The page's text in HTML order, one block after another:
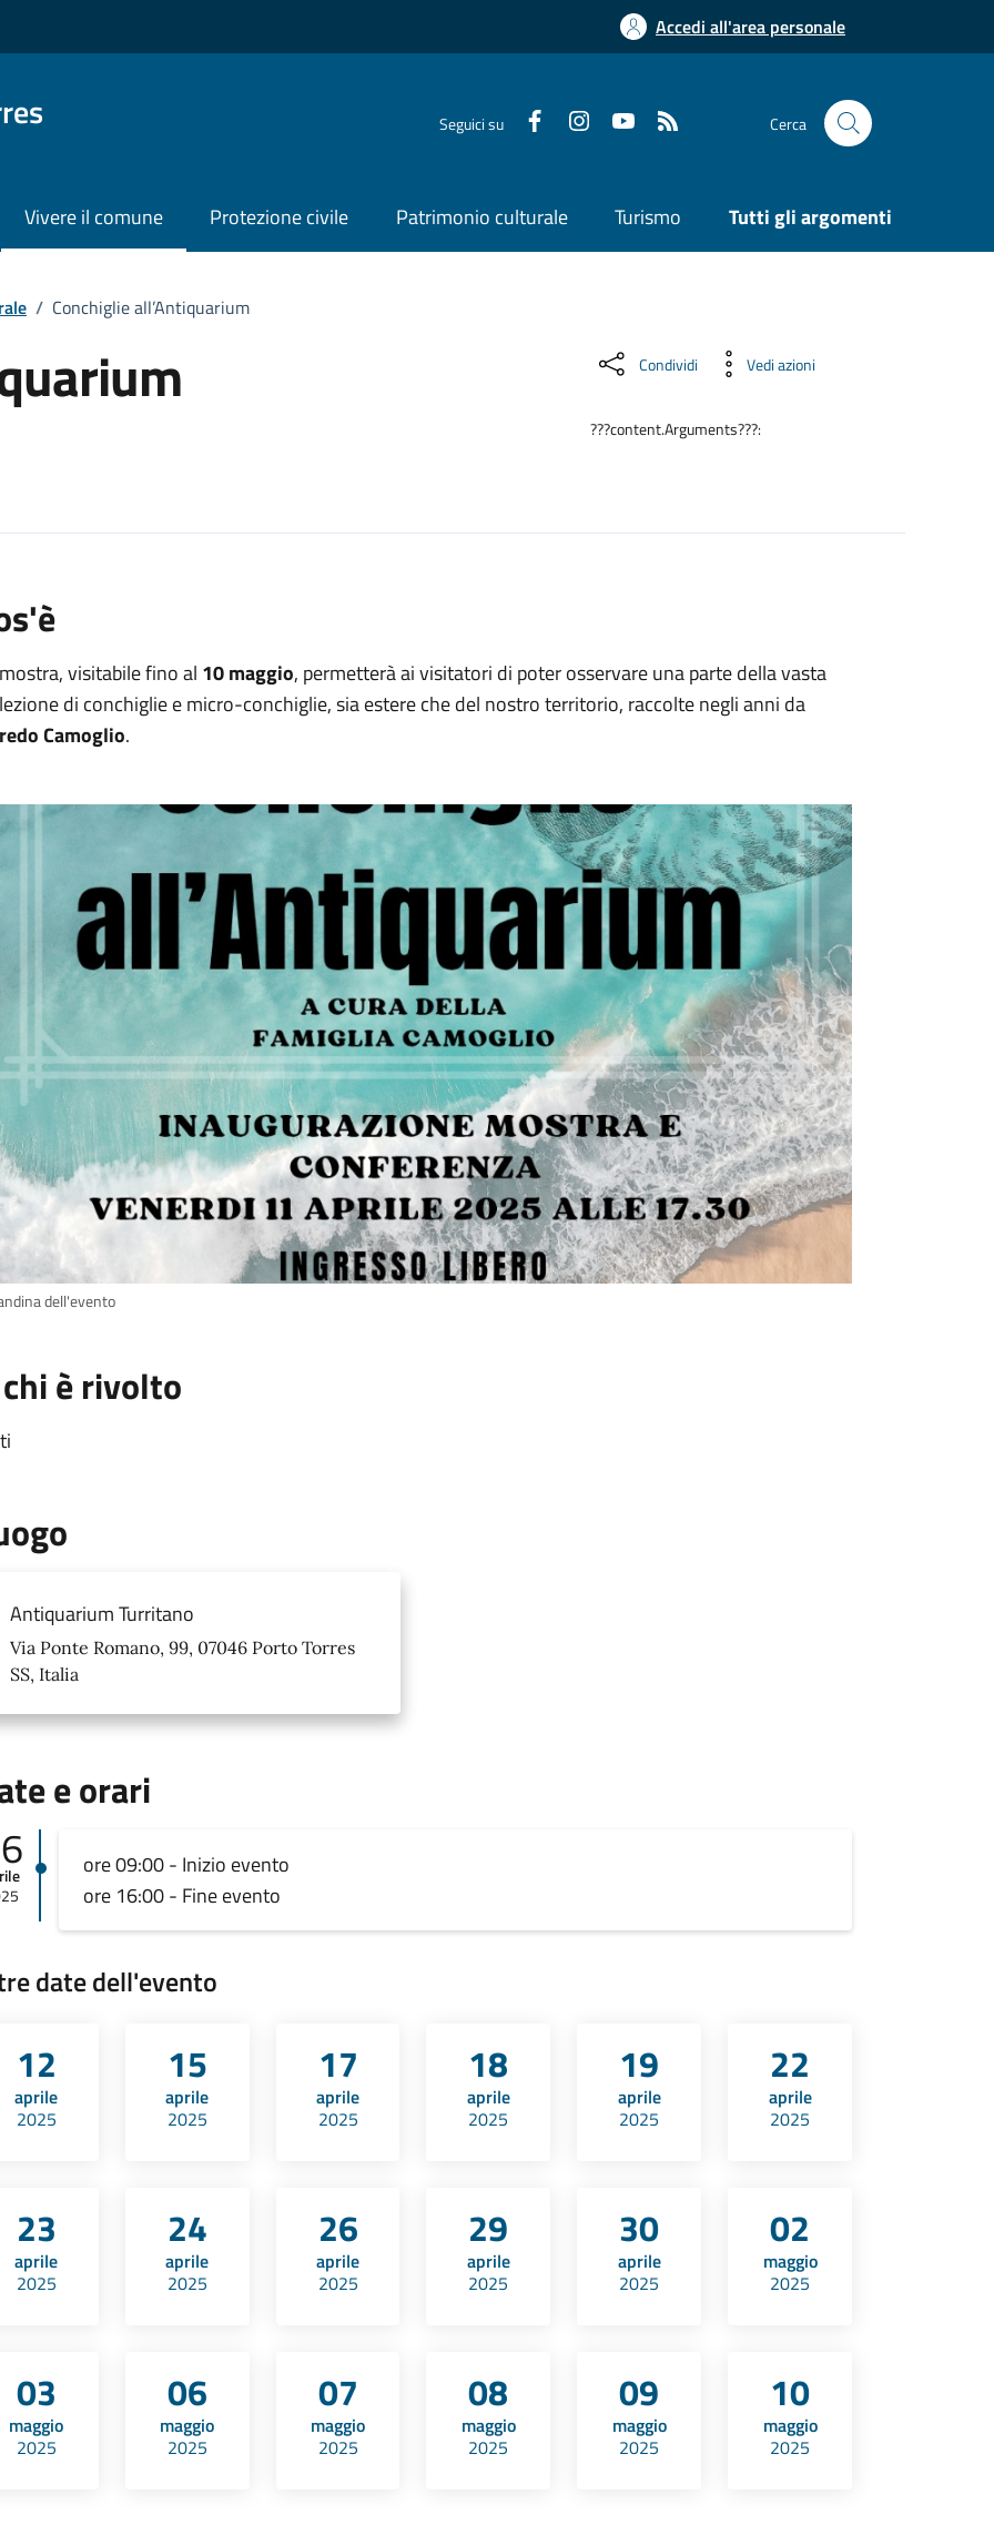
Accedi all'area personale
Seguici su Cerca
Vivere il comune Protezione civile Patrimonio culturale Turismo Tutti gli argomenti
/ Conchiglie all’Antiquarium
Condividi Vedi azioni
???content.Arguments???:
visitabile fino al 10 maggio, permetterà ai visitatori di poter osservare una parte della vasta
di conchiglie e micro-conchiglie, sia estere che del nostro territorio, raccolte negli anni da
Camoglio.
dell'evento
è rivolto
Antiquarium Turritano
Via Ponte Romano, 99, 07046 Porto Torres
SS, Italia
e orari
ore 09:00 - Inizio evento
ore 16:00 - Fine evento
date dell'evento
12
aprile
2025
15
aprile
2025
17
aprile
2025
18
aprile
2025
19
aprile
2025
22
aprile
2025
23
aprile
2025
24
aprile
2025
26
aprile
2025
29
aprile
2025
30
aprile
2025
02
maggio
2025
03
maggio
2025
06
maggio
2025
07
maggio
2025
08
maggio
2025
09
maggio
2025
10
maggio
2025